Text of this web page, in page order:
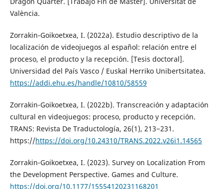
València.
Zorrakin-Goikoetxea, I. (2022a). Estudio descriptivo de la
localización de videojuegos al español: relación entre el
proceso, el producto y la recepción. [Tesis doctoral].
Universidad del País Vasco / Euskal Herriko Unibertsitatea.
https://addi.ehu.es/handle/10810/58559
Zorrakin-Goikoetxea, I. (2022b). Transcreación y adaptación
cultural en videojuegos: proceso, producto y recepción.
TRANS: Revista De Traductología, 26(1), 213−231.
https://https://doi.org/10.24310/TRANS.2022.v26i1.14565
Zorrakin-Goikoetxea, I. (2023). Survey on Localization From
the Development Perspective. Games and Culture.
https://doi.org/10.1177/15554120231168201